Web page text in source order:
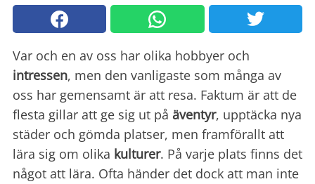
Var och en av oss har olika hobbyer och
intressen, men den vanligaste som många av
oss har gemensamt är att resa. Faktum är att de
flesta gillar att ge sig ut på äventyr, upptäcka nya
städer och gömda platser, men framförallt att
lära sig om olika kulturer. På varje plats finns det
något att lära. Ofta händer det dock att man inte